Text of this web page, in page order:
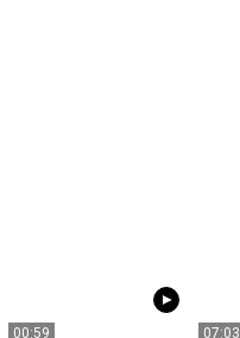
00:59 07:03